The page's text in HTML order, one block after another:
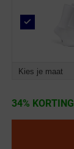
Kies je maat
34% KORTING